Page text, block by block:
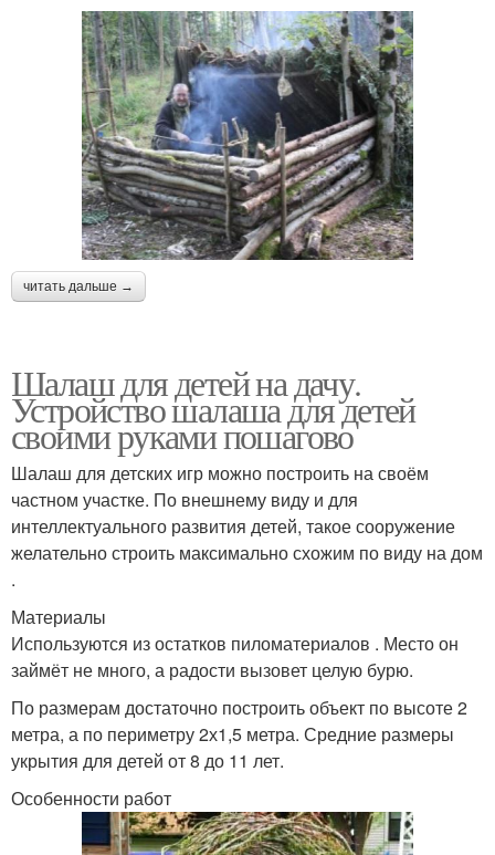
читать дальше →
Шалаш для детей на дачу.
Устройство шалаша для детей
своими руками пошагово
Шалаш для детских игр можно построить на своём
частном участке. По внешнему виду и для
интеллектуального развития детей, такое сооружение
желательно строить максимально схожим по виду на дом
.
Материалы
Используются из остатков пиломатериалов . Место он
займёт не много, а радости вызовет целую бурю.
По размерам достаточно построить объект по высоте 2
метра, а по периметру 2х1,5 метра. Средние размеры
укрытия для детей от 8 до 11 лет.
Особенности работ